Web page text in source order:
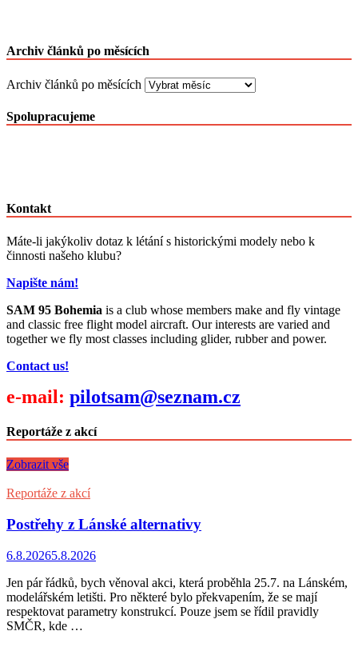
Archiv článků po měsících
Archiv článků po měsících
Spolupracujeme
Kontakt
Máte-li jakýkoliv dotaz k létání s historickými modely nebo k
činnosti našeho klubu?
Napište nám!
SAM 95 Bohemia is a club whose members make and fly vintage
and classic free flight model aircraft. Our interests are varied and
together we fly most classes including glider, rubber and power.
Contact us!
e-mail: pilotsam@seznam.cz
Reportáže z akcí
Zobrazit vše
Reportáže z akcí
Postřehy z Lánské alternativy
6.8.20265.8.2026
Jen pár řádků, bych věnoval akci, která proběhla 25.7. na Lánském,
modelářském letišti. Pro některé bylo překvapením, že se mají
respektovat parametry konstrukcí. Pouze jsem se řídil pravidly
SMČR, kde …